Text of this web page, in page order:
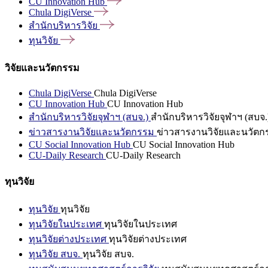
Chula DigiVerse
สำนักบริหารวิจัย
ทุนวิจัย
วิจัยและนวัตกรรม
Chula DigiVerse Chula DigiVerse
CU Innovation Hub CU Innovation Hub
สำนักบริหารวิจัยจุฬาฯ (สบจ.) สำนักบริหารวิจัยจุฬาฯ (สบจ
ข่าวสารงานวิจัยและนวัตกรรม ข่าวสารงานวิจัยและนวัตก
CU Social Innovation Hub CU Social Innovation Hub
CU-Daily Research CU-Daily Research
ทุนวิจัย
ทุนวิจัย ทุนวิจัย
ทุนวิจัยในประเทศ ทุนวิจัยในประเทศ
ทุนวิจัยต่างประเทศ ทุนวิจัยต่างประเทศ
ทุนวิจัย สบจ. ทุนวิจัย สบจ.